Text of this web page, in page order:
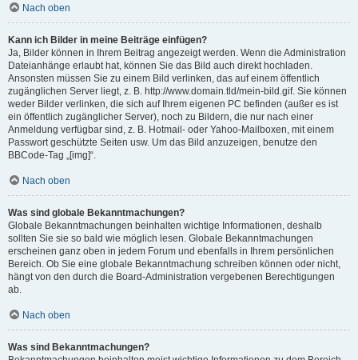
Nach oben
Kann ich Bilder in meine Beiträge einfügen?
Ja, Bilder können in Ihrem Beitrag angezeigt werden. Wenn die Administration
Dateianhänge erlaubt hat, können Sie das Bild auch direkt hochladen.
Ansonsten müssen Sie zu einem Bild verlinken, das auf einem öffentlich
zugänglichen Server liegt, z. B. http://www.domain.tld/mein-bild.gif. Sie können
weder Bilder verlinken, die sich auf Ihrem eigenen PC befinden (außer es ist
ein öffentlich zugänglicher Server), noch zu Bildern, die nur nach einer
Anmeldung verfügbar sind, z. B. Hotmail- oder Yahoo-Mailboxen, mit einem
Passwort geschützte Seiten usw. Um das Bild anzuzeigen, benutze den
BBCode-Tag „[img]“.
Nach oben
Was sind globale Bekanntmachungen?
Globale Bekanntmachungen beinhalten wichtige Informationen, deshalb
sollten Sie sie so bald wie möglich lesen. Globale Bekanntmachungen
erscheinen ganz oben in jedem Forum und ebenfalls in Ihrem persönlichen
Bereich. Ob Sie eine globale Bekanntmachung schreiben können oder nicht,
hängt von den durch die Board-Administration vergebenen Berechtigungen
ab.
Nach oben
Was sind Bekanntmachungen?